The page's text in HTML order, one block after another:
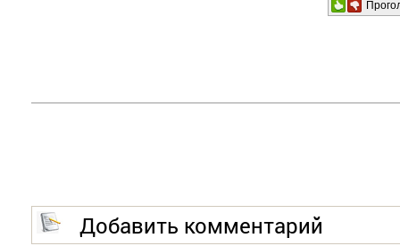
Добавить комментарий